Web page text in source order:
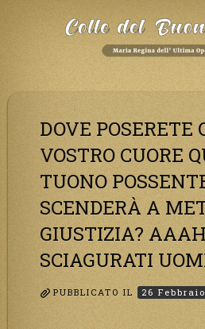
DOVE POSERETE
VOSTRO CUORE
TUONO
SCENDERÀ A
GIUSTIZIA?
SCIAGURATI
PUBBLICATO IL 26